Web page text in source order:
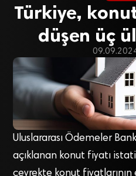
Türkiye,
düşen üç
Uluslararası Ödemeler
açıklanan konut fiyatı
çeyrekte konut fiyatlarının